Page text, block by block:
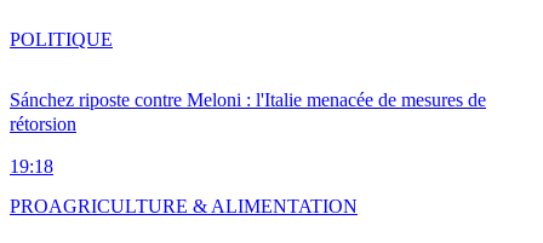
Sánchez riposte contre Meloni : l'Italie menacée de mesures de
rétorsion
19:18
POLITIQUE
PROAGRICULTURE & ALIMENTATION